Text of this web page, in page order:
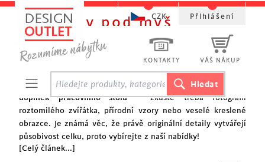
Podložky pod myš
Oživte si pracovní prostor podložkou pod myš!
Zajímá vás vzhled vaší pracovní plochy?Naše podložky pod
myš vynikají originálním designem, a navíc vůbec nezatíží
vaší peněženku. Všichni vám určitě budou závidět
doplněk pracovního stolu– zkuste třeba fotografii
roztomilého zvířátka, přírodní vzory nebo veselé kreslené
obrazce. Je známá věc, že právě originální detaily vytvářejí
působivost celku, proto vybírejte z naší nabídky!
[Celý článek...]
KONTAKTY VÁŠ NÁKUP
CZK Přihlášení